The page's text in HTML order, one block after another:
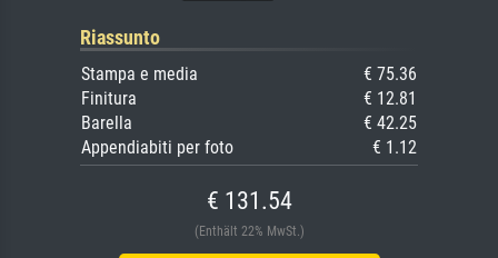
Riassunto
Stampa e media
€ 75.36
Finitura
€ 12.81
Barella
€ 42.25
Appendiabiti per foto
€ 1.12
€ 131.54
(Enthält 22% MwSt.)